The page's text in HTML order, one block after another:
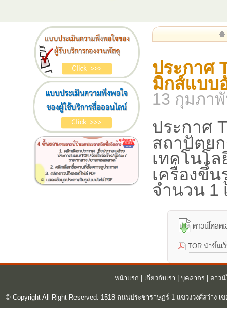
ประกาศ
มิกส์แบบ
13 กุมภา
ประกาศ
สถาปัตย
เทคโนโ
เครื่องขึ้
จำนวน 1
TOR นำขึ้นเ
หน้าแรก เกี่ยวกับเรา บุคลากร| ดาว
© Copyright All Right Reserved. 1518 ถนนประชาราษฎร์ 1 แขวงวงศ์สว่าง